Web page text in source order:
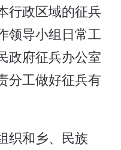
行政区域的征兵
领导小组日常工
政府征兵办公室
分工做好征兵有
织和乡、民族